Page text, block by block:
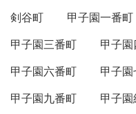
剣谷町
甲子園一番町
甲子園三番町
甲子
甲子園六番町
甲子
甲子園九番町
甲子